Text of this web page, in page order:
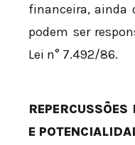
financeira, ainda
podem ser
Lei n° 7.492/86.
E